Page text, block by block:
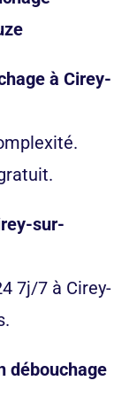
à Cirey-
sur-
7j/7 à Cirey-
débouchage